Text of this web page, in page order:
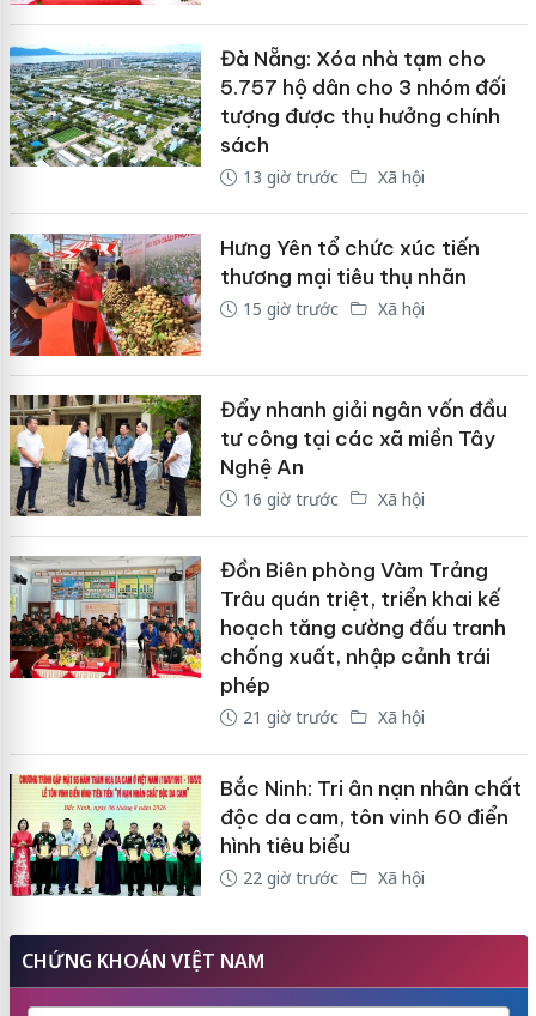
Đà Nẵng: Xóa nhà tạm cho
5.757 hộ dân cho 3 nhóm đối
tượng được thụ hưởng chính
sách
13 giờ trước Xã hội
Hưng Yên tổ chức xúc tiến
thương mại tiêu thụ nhãn
15 giờ trước Xã hội
Đẩy nhanh giải ngân vốn đầu
tư công tại các xã miền Tây
Nghệ An
16 giờ trước Xã hội
Đồn Biên phòng Vàm Trảng
Trâu quán triệt, triển khai kế
hoạch tăng cường đấu tranh
chống xuất, nhập cảnh trái
phép
21 giờ trước Xã hội
Bắc Ninh: Tri ân nạn nhân chất
độc da cam, tôn vinh 60 điển
hình tiêu biểu
22 giờ trước Xã hội
CHỨNG KHOÁN VIỆT NAM